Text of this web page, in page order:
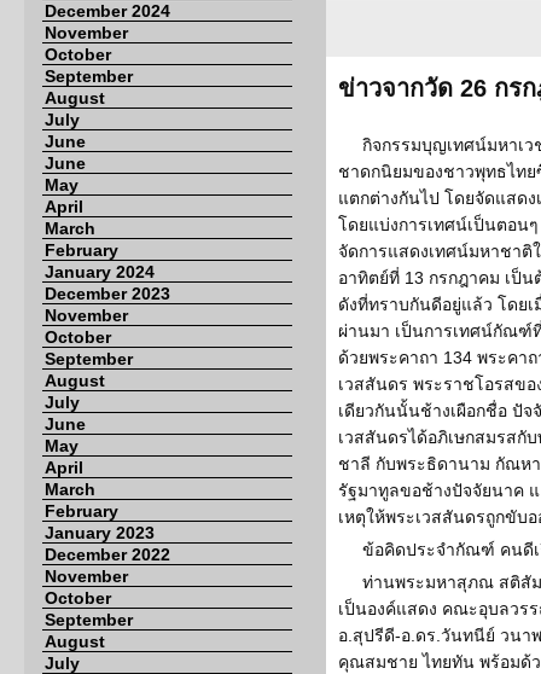
December 2024
November
October
September
August
July
June
June
May
April
March
February
January 2024
December 2023
November
October
September
August
July
June
May
April
March
February
January 2023
December 2022
November
October
September
August
July
ข่าวจากวัด 26 กร
กิจกรรมบุญเทศน์มหาเ
ชาดกนิยมของชาวพุทธไท
แตกต่างกันไป โดยจัดแสด
โดยแบ่งการเทศน์เป็นตอน
จัดการแสดงเทศน์มหาชาติ
อาทิตย์ที่ 13 กรกฎาคม เป็
ดังที่ทราบกันดีอยู่แล้ว โดย
ผ่านมา เป็นการเทศน์กัณฑ์
ด้วยพระคาถา 134 พระคา
เวสสันดร พระราชโอรสข
เดียวกันนั้นช้างเผือกชื่อ ปั
เวสสันดรได้อภิเษกสมรสกั
ชาลี กับพระธิดานาม กัณห
รัฐมาทูลขอช้างปัจจัยนาค
เหตุให้พระเวสสันดรถูกขับอ
ข้อคิดประจำกัณฑ์ คนดีเ
ท่านพระมหาสุภณ สติสั
เป็นองค์แสดง คณะอุบลว
อ.สุปรีดี-อ.ดร.วันทนีย์ วน
คุณสมชาย ไทยทัน พร้อมด้